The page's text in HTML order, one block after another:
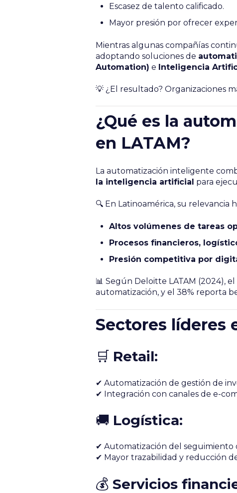
Escasez de talento calificado.
Mayor presión por ofrecer
Mientras algunas compañías
adoptando soluciones de
Automation) e Inteligencia
💡 ¿El resultado? Organizaciones
¿Qué es la
en LATAM?
La automatización inteligente
la inteligencia artificial para
🔍 En Latinoamérica, su relevancia
Altos volúmenes de tareas
Procesos financieros,
Presión competitiva por
📊 Según Deloitte LATAM (2024),
automatización, y el 38% reporta
Sectores líderes
🛒 Retail:
✔ Automatización de gestión de
✔ Integración con canales de e-
🚚 Logística:
✔ Automatización del seguimiento
✔ Mayor trazabilidad y reducción
💰 Servicios